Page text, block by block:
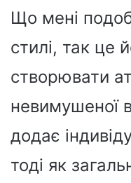
Що мені
стилі, так це
створювати
невимушеної
додає
тоді як